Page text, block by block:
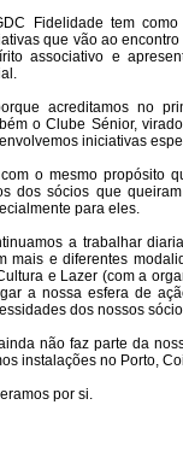
Fidelidade tem
que vão ao
associativo e
acreditamos no
o Clube Sénior,
iniciativas
com o mesmo propósito
dos sócios que
para eles.​
a trabalhar
mais e diferentes
e Lazer (com a
a nossa esfera de
dos nossos
não faz parte da
instalações no Porto,
por si.​​